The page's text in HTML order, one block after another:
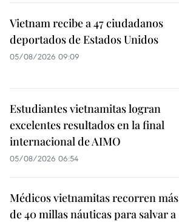
Vietnam recibe a 47 ciudadanos
deportados de Estados Unidos
05/08/2026 09:09
Estudiantes vietnamitas logran
excelentes resultados en la final
internacional de AIMO
05/08/2026 06:54
Médicos vietnamitas recorren más
de 40 millas náuticas para salvar a